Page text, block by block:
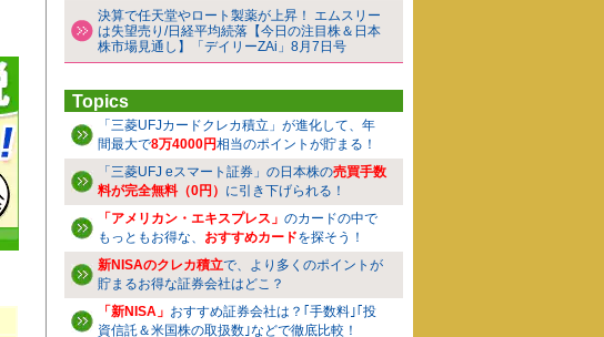
決算で任天堂やロート製薬が上昇！ エムスリー
は失望売り/日経平均続落【今日の注目株＆日本
株市場見通し】「デイリーZAi」8月7日号
Topics
「三菱UFJカードクレカ積立」が進化して、年
間最大で8万4000円相当のポイントが貯まる！
「三菱UFJ eスマート証券」の日本株の売買手数
料が完全無料（0円） に引き下げられる！
「アメリカン・エキスプレス」 のカードの中で
もっともお得な、 おすすめカードを探そう！
新NISAのクレカ積立で、より多くのポイントが
貯まるお得な証券会社はどこ？
「新NISA」 おすすめ証券会社は？｢手数料｣｢投
資信託＆米国株の取扱数｣などで徹底比較！